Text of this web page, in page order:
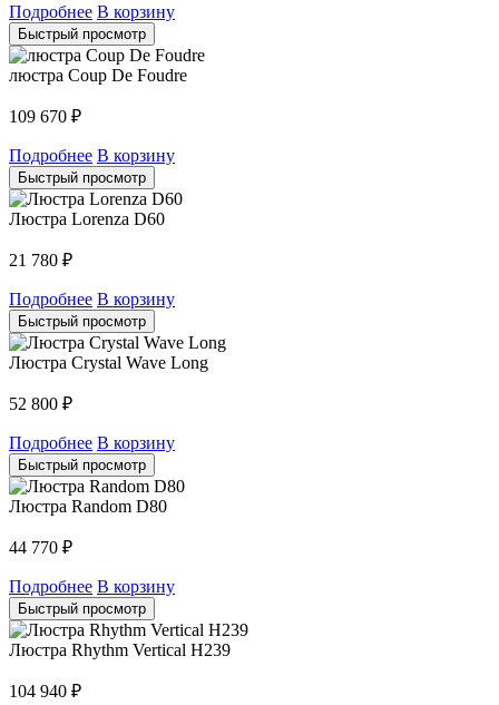
Подробнее В корзину
Быстрый просмотр
люстра Coup De Foudre
109 670 ₽
Подробнее В корзину
Быстрый просмотр
Люстра Lorenza D60
21 780 ₽
Подробнее В корзину
Быстрый просмотр
Люстра Crystal Wave Long
52 800 ₽
Подробнее В корзину
Быстрый просмотр
Люстра Random D80
44 770 ₽
Подробнее В корзину
Быстрый просмотр
Люстра Rhythm Vertical H239
104 940 ₽